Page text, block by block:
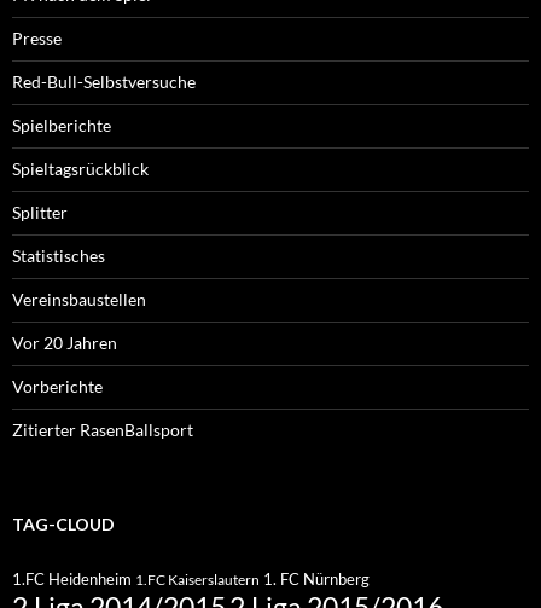
Presse
Red-Bull-Selbstversuche
Spielberichte
Spieltagsrückblick
Splitter
Statistisches
Vereinsbaustellen
Vor 20 Jahren
Vorberichte
Zitierter RasenBallsport
TAG-CLOUD
1.FC Heidenheim 1.FC Kaiserslautern 1. FC Nürnberg